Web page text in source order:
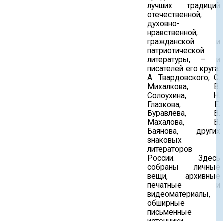
лучших традиций
отечественной,
духовно-
нравственной,
гражданской и
патриотической
литературы, – и
писателей его круга:
А. Твардовского, С.
Михалкова, В.
Солоухина, Н.
Глазкова, Е.
Буравлева, В.
Махалова, В.
Баянова, других
знаковых
литераторов
России. Здесь
собраны личные
вещи, архивные
печатные и
видеоматериалы,
обширные
письменные